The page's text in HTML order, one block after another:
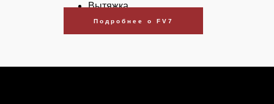
Вытяжка
Подробнее о FV7